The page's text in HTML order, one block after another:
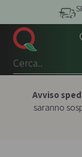
Avviso
saranno